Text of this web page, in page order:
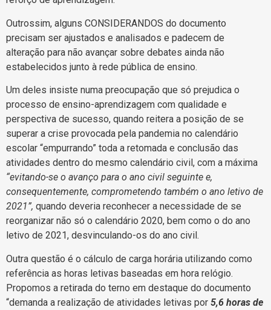
Outrossim, alguns CONSIDERANDOS do documento
precisam ser ajustados e analisados e padecem de
alteração para não avançar sobre debates ainda não
estabelecidos junto à rede pública de ensino.
Um deles insiste numa preocupação que só prejudica o
processo de ensino-aprendizagem com qualidade e
perspectiva de sucesso, quando reitera a posição de se
superar a crise provocada pela pandemia no calendário
escolar “empurrando” toda a retomada e conclusão das
atividades dentro do mesmo calendário civil, com a máxima
“evitando-se o avanço para o ano civil seguinte e,
consequentemente, comprometendo também o ano letivo de
2021”, quando deveria reconhecer a necessidade de se
reorganizar não só o calendário 2020, bem como o do ano
letivo de 2021, desvinculando-os do ano civil.
Outra questão é o cálculo de carga horária utilizando como
referência as horas letivas baseadas em hora relógio.
Propomos a retirada do terno em destaque do documento
“demanda a realização de atividades letivas por 5,6 horas de